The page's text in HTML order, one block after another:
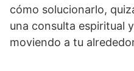
cómo solucionarlo,
una consulta espiritual
moviendo a tu